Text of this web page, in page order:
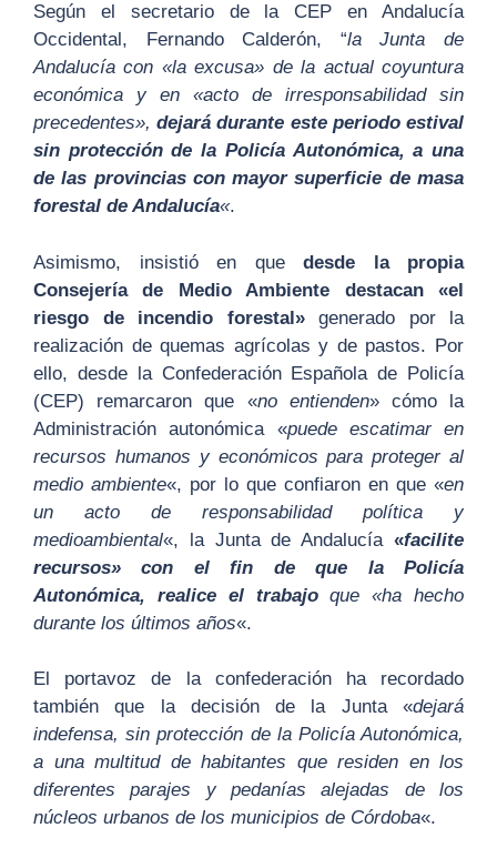
Según el secretario de la CEP en Andalucía
Occidental, Fernando Calderón, “la Junta de
Andalucía con «la excusa» de la actual coyuntura
económica y en «acto de irresponsabilidad sin
precedentes»,dejará durante este periodo estival
sin protección de la Policía Autonómica, a una
de las provincias con mayor superficie de masa
forestal de Andalucía«.
Asimismo, insistió en quedesde la propia
Consejería de Medio Ambiente destacan «el
riesgo de incendio forestal»generado por la
realización de quemas agrícolas y de pastos. Por
ello, desde la Confederación Española de Policía
(CEP) remarcaron que «no entienden» cómo la
Administración autonómica «puede escatimar en
recursos humanos y económicos para proteger al
medio ambiente«, por lo que confiaron en que «en
un acto de responsabilidad política y
medioambiental«, la Junta de Andalucía «facilite
recursos» con el fin de que la Policía
Autonómica, realice el trabajoque «ha hecho
durante los últimos años«.
El portavoz de la confederación ha recordado
también que la decisión de la Junta «dejará
indefensa, sin protección de la Policía Autonómica,
a una multitud de habitantes que residen en los
diferentes parajes y pedanías alejadas de los
núcleos urbanos de los municipios de Córdoba«.